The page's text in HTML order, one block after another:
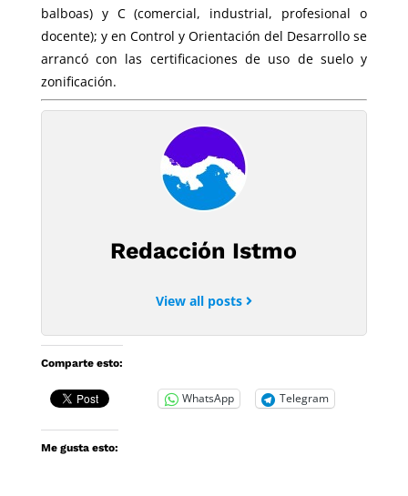
balboas) y C (comercial, industrial, profesional o
docente); y en Control y Orientación del Desarrollo se
arrancó con las certificaciones de uso de suelo y
zonificación.
Redacción Istmo
View all posts
Comparte esto:
WhatsApp Telegram
Me gusta esto: